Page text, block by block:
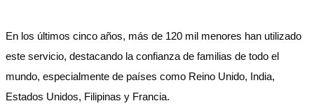
En los últimos cinco años, más de 120 mil menores han utilizado
este servicio, destacando la confianza de familias de todo el
mundo, especialmente de países como Reino Unido, India,
Estados Unidos, Filipinas y Francia.